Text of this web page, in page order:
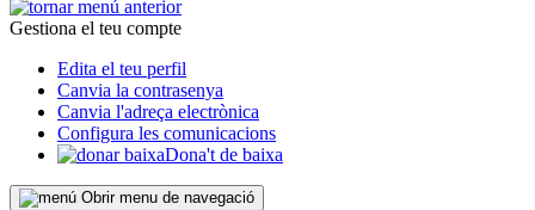
Gestiona el teu compte
Edita el teu perfil
Canvia la contrasenya
Canvia l'adreça electrònica
Configura les comunicacions
Dona't de baixa
Obrir menu de navegació